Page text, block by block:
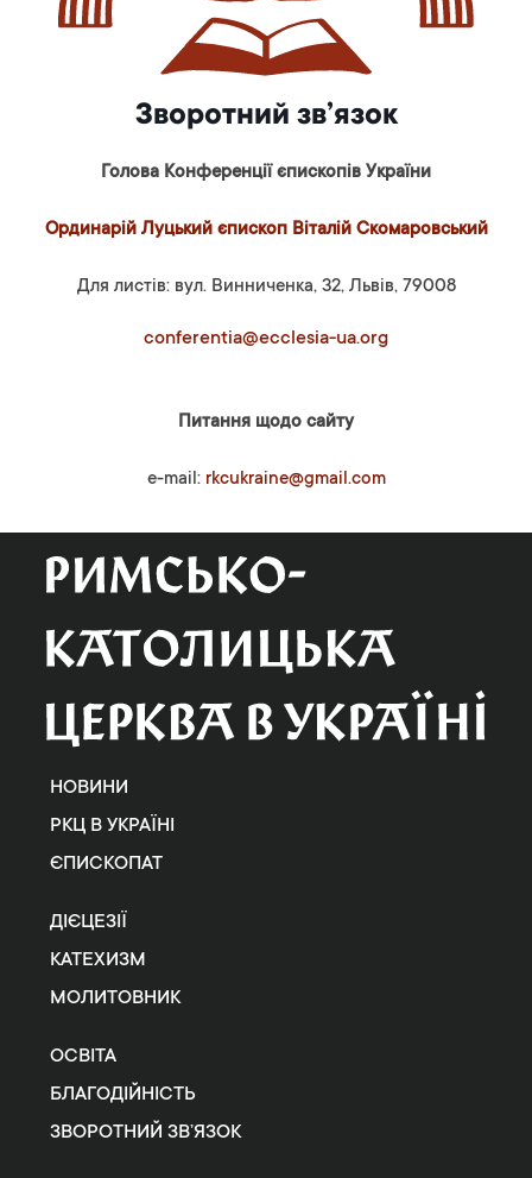
Зворотний зв’язок
Голова Конференції єпископів України
Ординарій Луцький єпископ Віталій Скомаровський
Для листів: вул. Винниченка, 32, Львів, 79008
conferentia@ecclesia-ua.org
Питання щодо сайту
e-mail: rkcukraine@gmail.com
НОВИНИ
РКЦ В УКРАЇНІ
ЄПИСКОПАТ
ДІЄЦЕЗІЇ
КАТЕХИЗМ
МОЛИТОВНИК
ОСВІТА
БЛАГОДІЙНІСТЬ
ЗВОРОТНИЙ ЗВ’ЯЗОК